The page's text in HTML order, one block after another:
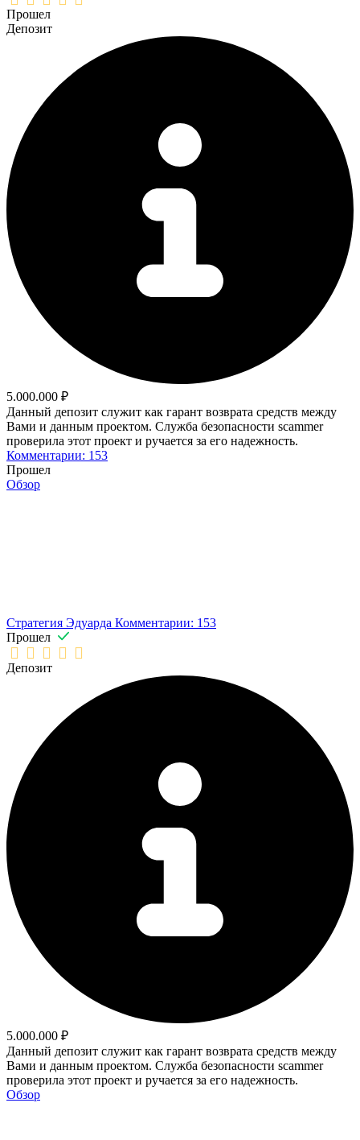
Прошел
Депозит
5.000.000 ₽
Данный депозит служит как гарант возврата средств между
Вами и данным проектом. Служба безопасности scammer
проверила этот проект и ручается за его надежность.
Комментарии: 153
Прошел
Обзор
Стратегия Эдуарда Комментарии: 153
Прошел
Депозит
5.000.000 ₽
Данный депозит служит как гарант возврата средств между
Вами и данным проектом. Служба безопасности scammer
проверила этот проект и ручается за его надежность.
Обзор